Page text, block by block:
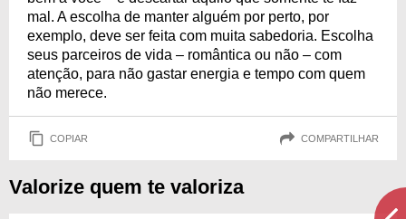
mal. A escolha de manter alguém por perto, por
exemplo, deve ser feita com muita sabedoria. Escolha
seus parceiros de vida – romântica ou não – com
atenção, para não gastar energia e tempo com quem
não merece.
COPIAR COMPARTILHAR
Valorize quem te valoriza